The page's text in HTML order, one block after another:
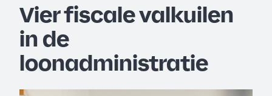
Vier fiscale valkuilen
in de
loonadministratie